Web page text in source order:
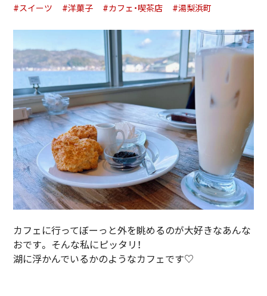
#スイーツ #洋菓子 #カフェ・喫茶店 #湯梨浜町
カフェに行ってぼーっと外を眺めるのが大好きなあんな
おです。 そんな私にピッタリ！
湖に浮かんでいるかのようなカフェです♡